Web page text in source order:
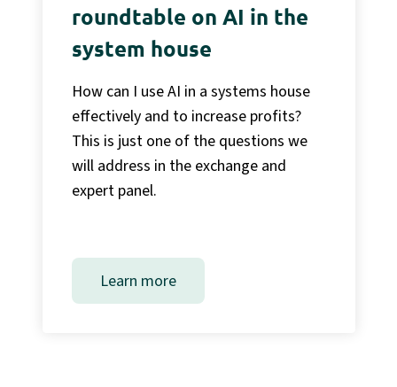
roundtable on AI in the
system house
How can I use AI in a systems house
effectively and to increase profits?
This is just one of the questions we
will address in the exchange and
expert panel.
Learn more